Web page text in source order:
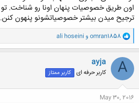
اون طریق خصوصیات پنهان اونا رو شناخت. تو
ترجیح میدن بیشتر خصوصیاتشونو پنهون کنن.
و
ا
ک
ن
ش
ه
ا
omran1858 و ali hoseini
A
ayja
کاربر حرفه ای کاربر ممتاز
May 30, 2016